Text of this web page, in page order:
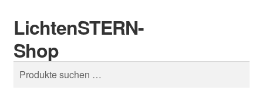
Zur
Navigation
springen
Zum
Inhalt
springen
LichtenSTERN-
Shop
Suchen
nach:
Suchen